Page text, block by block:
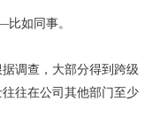
如同事。
调查，大部分得到跨级
往在公司其他部门至少